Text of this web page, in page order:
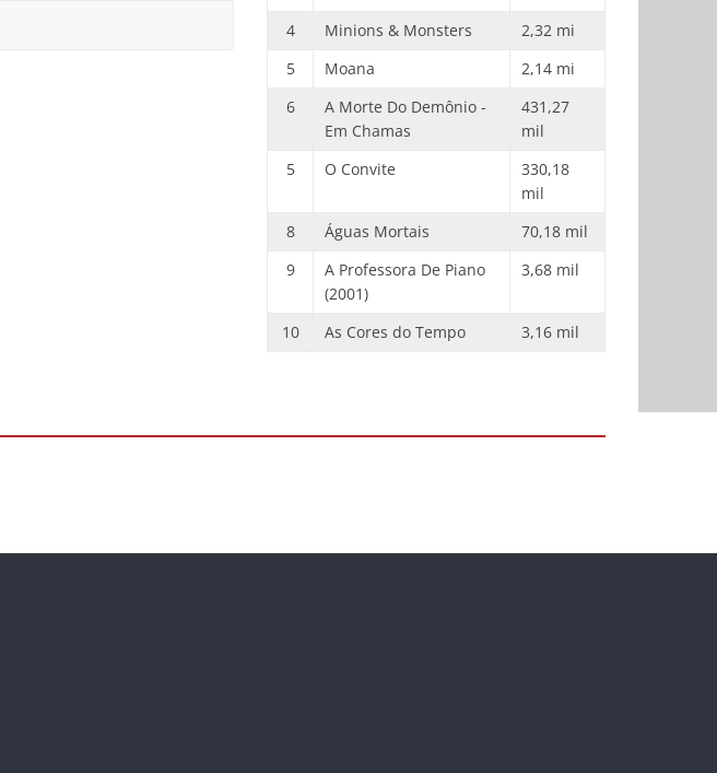
4
Minions & Monsters
2,32 mi
5
Moana
2,14 mi
6
A Morte Do Demônio -
Em Chamas
431,27
mil
5
O Convite
330,18
mil
8
Águas Mortais
70,18 mil
9
A Professora De Piano
(2001)
3,68 mil
10 As Cores do Tempo 3,16 mil